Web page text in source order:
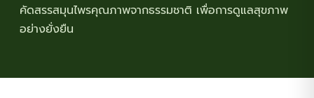
คัดสรรสมุนไพรคุณภาพจากธรรมชาติ เพื่อการดูแลสุขภาพ
อย่างยั่งยืน